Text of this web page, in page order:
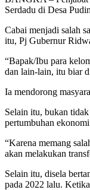
Serdadu di Desa
Cabai menjadi salah
itu, Pj Gubernur
“Bapak/Ibu para
dan lain-lain, itu biar
Ia mendorong
Selain itu, bukan
pertumbuhan
“Karena memang
akan melakukan
Selain itu, disela
pada 2022 lalu.